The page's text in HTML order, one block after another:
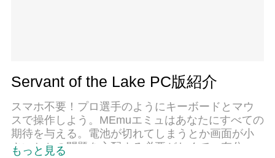
Servant of the Lake PC版紹介
スマホ不要！プロ選手のようにキーボードとマウ
スで操作しよう。MEmuエミュはあなたにすべての
期待を与える。電池が切れてしまうとか画面が小
さいとかの問題を心配する必要がなくて、存分
もっと見る